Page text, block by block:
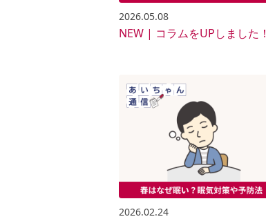
2026.05.08
NEW | コラムをUPしました！
2026.02.24